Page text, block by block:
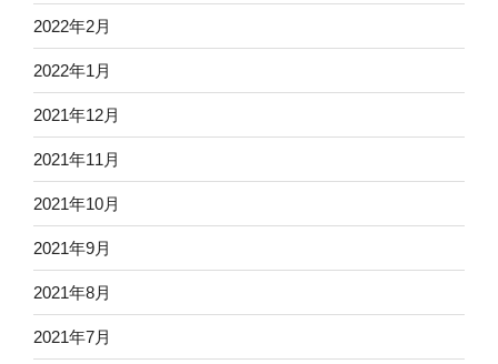
2022年2月
2022年1月
2021年12月
2021年11月
2021年10月
2021年9月
2021年8月
2021年7月